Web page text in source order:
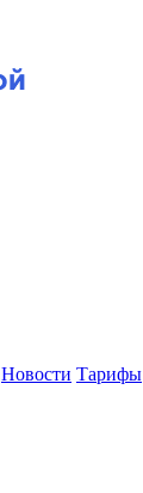
Новости Тарифы